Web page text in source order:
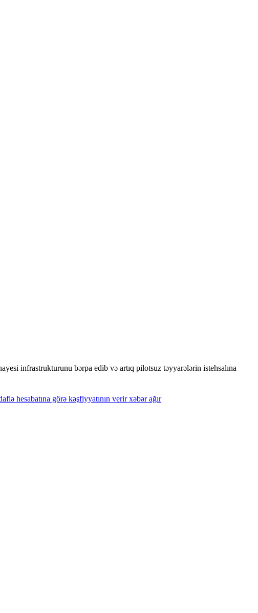
infrastrukturunu bərpa edib və artıq pilotsuz təyyarələrin istehsalına
hesabatına görə kəşfiyyatının verirxəbərağır